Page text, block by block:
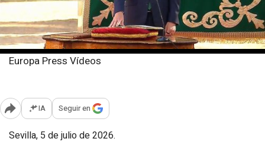
Europa Press Vídeos
Abrir opciones para compartir
IA Seguir en
Sevilla, 5 de julio de 2026.